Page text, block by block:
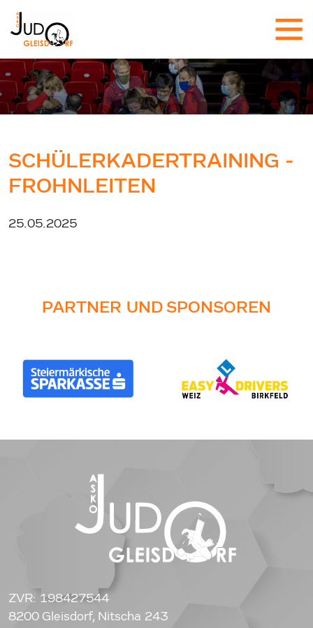
SCHÜLERKADERTRAINING -
FROHNLEITEN
25.05.2025
PARTNER UND SPONSOREN
ZVR: 198427544
8200 Gleisdorf, Nitscha 243